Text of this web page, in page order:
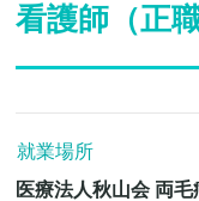
看護師（正
就業場所
医療法人秋山会 両毛